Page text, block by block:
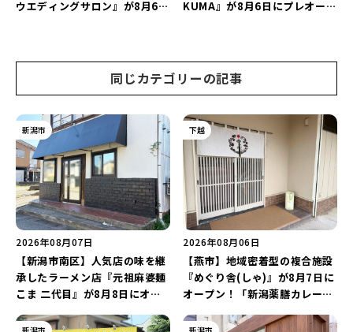
ウエディングサロン』が8月6日
KUMA』が8月6日にプレオープ
同じカテゴリーの記事
新潟市
2026年08月07日
【新潟市南区】人気店の味を継
承したラーメン店『元祖麻婆麺
こま 二代目』が8月8日にオー
た「麻婆麺」を復刻♪
下越
2026年08月06日
【燕市】地域密着型の複合施設
『めぐり舎(しゃ)』が8月7日に
オープン！「新潟薬膳カレー
メニューや漆喰アートを楽しも